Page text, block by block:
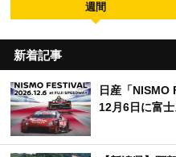
週間
新着記事
日産「
12月6日に富